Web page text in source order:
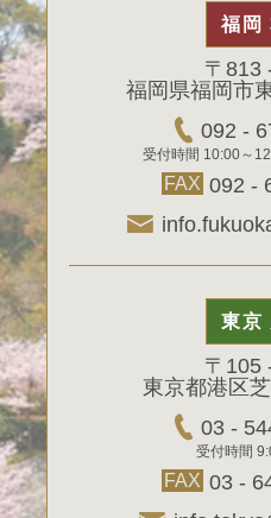
福岡
〒813
福岡県福岡市
092 -
受付時間 10:00～
FAX 092 -
東京
〒105
東京都港区
03 -
受付時間
FAX 03 -